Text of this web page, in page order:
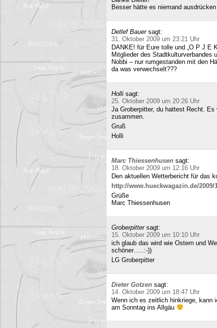
Besser hätte es niemand
Detlef Bauer sagt:
31. Oktober 2009 um 23:21 Uhr
DANKE! für Eure tolle und „O P J E
Mitglieder des Stadtkulturverbandes
Nobbi – nur rumgestanden mit den
da was verwechselt???
Holli sagt:
25. Oktober 2009 um 20:26 Uhr
Ja Groberpitter, du hattest Recht.
zusammen.
Gruß
Holli
Marc Thiessenhusen sagt:
18. Oktober 2009 um 12:16 Uhr
Den aktuellen Wetterbericht für das
http://www.hueckwagazin.de/2009/
Grüße
Marc Thiessenhusen
Groberpitter sagt:
15. Oktober 2009 um 10:10 Uhr
ich glaub das wird wie Ostern und
schöner…..:-))
LG Groberpitter
Dieter Gotzen sagt:
14. Oktober 2009 um 18:47 Uhr
Wenn ich es zeitlich hinkriege, kann
am Sonntag ins Allgäu